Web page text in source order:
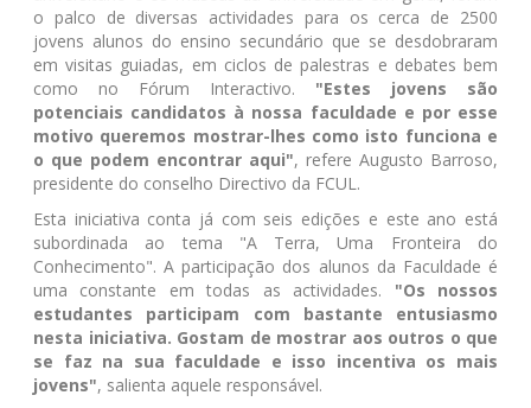
o palco de diversas actividades para os cerca de 2500
jovens alunos do ensino secundário que se desdobraram
em visitas guiadas, em ciclos de palestras e debates bem
como no Fórum Interactivo. "Estes jovens são
potenciais candidatos à nossa faculdade e por esse
motivo queremos mostrar-lhes como isto funciona e
o que podem encontrar aqui", refere Augusto Barroso,
presidente do conselho Directivo da FCUL.
Esta iniciativa conta já com seis edições e este ano está
subordinada ao tema "A Terra, Uma Fronteira do
Conhecimento". A participação dos alunos da Faculdade é
uma constante em todas as actividades. "Os nossos
estudantes participam com bastante entusiasmo
nesta iniciativa. Gostam de mostrar aos outros o que
se faz na sua faculdade e isso incentiva os mais
jovens", salienta aquele responsável.